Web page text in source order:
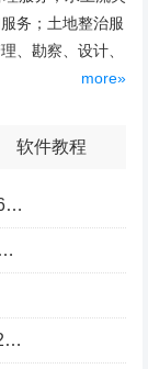
务；土地整治服
、勘察、设计、
more»
软件教程
GBT5973-2006与更新后GBT5973-2026区别你知道几点？
2026年建设项目土地要素保障政策及报批流程
《洪水影响评价技术导则》（SL/T808-2025）核心解读